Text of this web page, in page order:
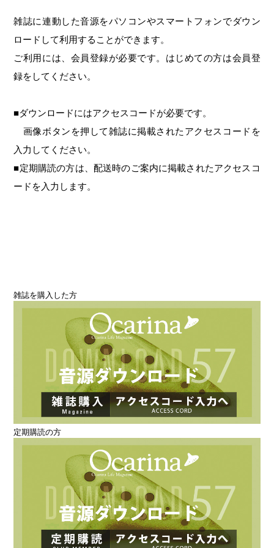
雑誌に連動した音源をパソコンやスマートフォンでダウン
ロードして利用することができます。
ご利用には、会員登録が必要です。はじめての方は会員登
録をしてください。
■ダウンロードにはアクセスコードが必要です。
画像ボタンを押して雑誌に掲載されたアクセスコードを
入力してください。
■定期購読の方は、配送時のご案内に掲載されたアクセスコ
ードを入力します。
雑誌を購入した方
定期購読の方